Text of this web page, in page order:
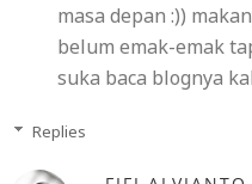
masa depan :))
belum emak-emak
suka baca blognya
Replies